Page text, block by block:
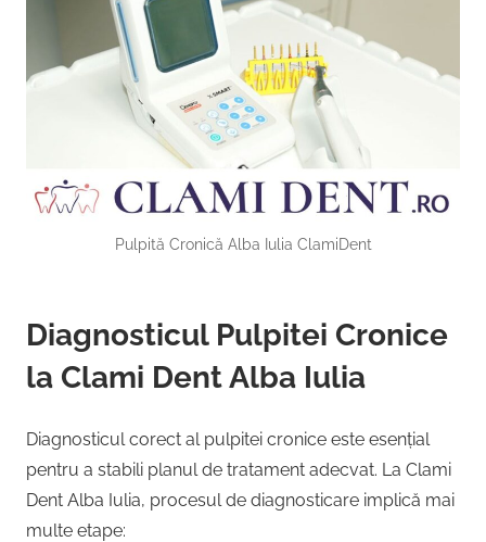
Pulpită Cronică Alba Iulia ClamiDent
Diagnosticul Pulpitei Cronice
la Clami Dent Alba Iulia
Diagnosticul corect al pulpitei cronice este esențial
pentru a stabili planul de tratament adecvat. La Clami
Dent Alba Iulia, procesul de diagnosticare implică mai
multe etape: